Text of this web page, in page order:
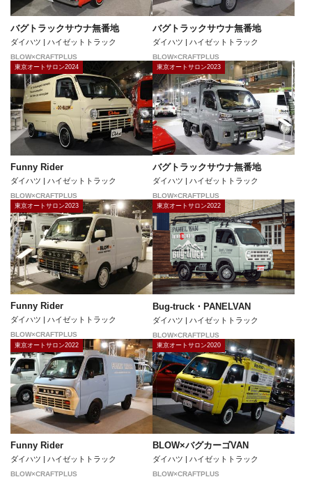
バグトラックサウナ無番地
ダイハツ | ハイゼットトラック
BLOW×CRAFTPLUS
バグトラックサウナ無番地
ダイハツ | ハイゼットトラック
BLOW×CRAFTPLUS
東京オートサロン2024
Funny Rider
ダイハツ | ハイゼットトラック
BLOW×CRAFTPLUS
東京オートサロン2023
バグトラックサウナ無番地
ダイハツ | ハイゼットトラック
BLOW×CRAFTPLUS
東京オートサロン2023
Funny Rider
ダイハツ | ハイゼットトラック
BLOW×CRAFTPLUS
東京オートサロン2022
Bug-truck・PANELVAN
ダイハツ | ハイゼットトラック
BLOW×CRAFTPLUS
東京オートサロン2022
Funny Rider
ダイハツ | ハイゼットトラック
BLOW×CRAFTPLUS
東京オートサロン2020
BLOW×バグカーゴVAN
ダイハツ | ハイゼットトラック
BLOW×CRAFTPLUS